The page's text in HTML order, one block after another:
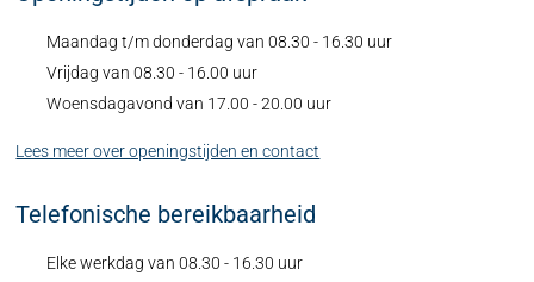
Maandag t/m donderdag van 08.30 - 16.30 uur
Vrijdag van 08.30 - 16.00 uur
Woensdagavond van 17.00 - 20.00 uur
Lees meer over openingstijden en contact
Telefonische bereikbaarheid
Elke werkdag van 08.30 - 16.30 uur